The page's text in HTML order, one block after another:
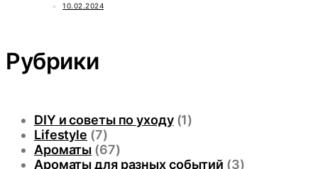
10.02.2024
Рубрики
DIY и советы по уходу(1)
Lifestyle (7)
Ароматы (67)
Ароматы для разных событий (3)